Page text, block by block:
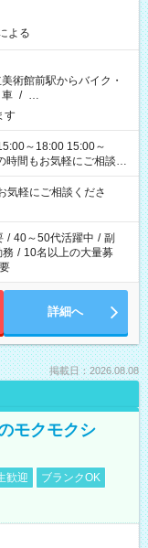
よる
術館前駅からバイク・
/ …
す
軽にご相談くださ
/ 40～50代活躍中 / 副
務 / 10名以上の大量募
詳細へ
掲載日：2026.08.08
モクモクシ
歓迎
ブランクOK